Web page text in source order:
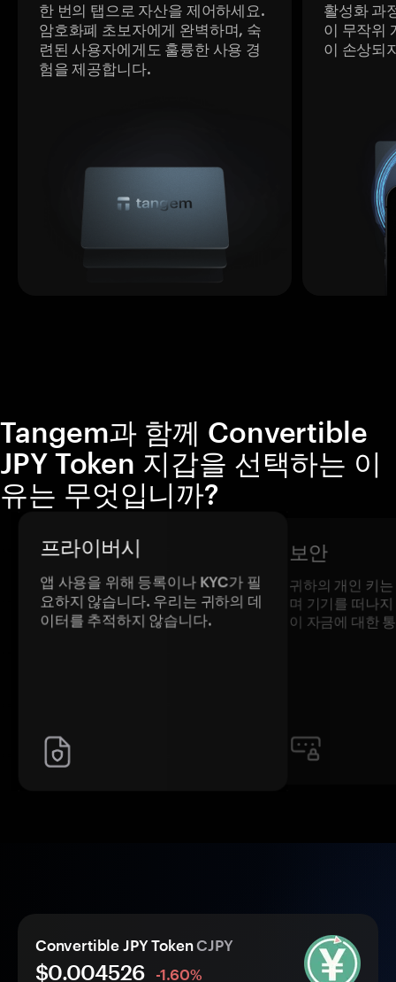
한 번의 탭으로 자산을 제어하세요.
암호화폐 초보자에게 완벽하며, 숙
련된 사용자에게도 훌륭한 사용 경
험을 제공합니다.
활성화 과
이 무작위
이 손상되
Tangem과 함께 Convertible
JPY Token 지갑을 선택하는 이
유는 무엇입니까?
프라이버시
앱 사용을 위해 등록이나 KYC가 필
요하지 않습니다. 우리는 귀하의 데
이터를 추적하지 않습니다.
보안
귀하의 개인 키
며 기기를 떠나
이 자금에 대한
Convertible JPY TokenCJPY
$0.004526 -1.60%